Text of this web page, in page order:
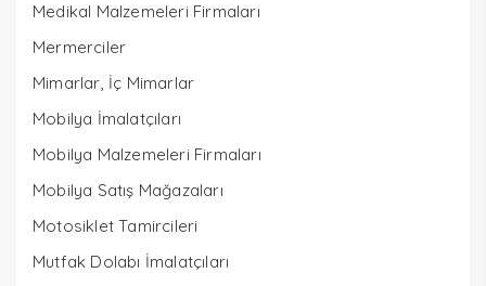
Medikal Malzemeleri Firmaları
Mermerciler
Mimarlar, İç Mimarlar
Mobilya İmalatçıları
Mobilya Malzemeleri Firmaları
Mobilya Satış Mağazaları
Motosiklet Tamircileri
Mutfak Dolabı İmalatçıları